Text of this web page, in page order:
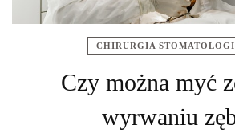
CHIRURGIA
Czy można myć
wyrwaniu